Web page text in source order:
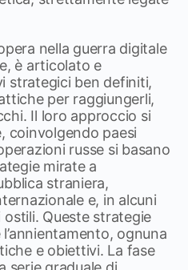
nella guerra digitale
è articolato e
strategici ben definiti,
per raggiungerli,
Il loro approccio si
coinvolgendo paesi
russe si basano
mirate a
straniera,
e, in alcuni
Queste strategie
ognuna
e obiettivi. La fase